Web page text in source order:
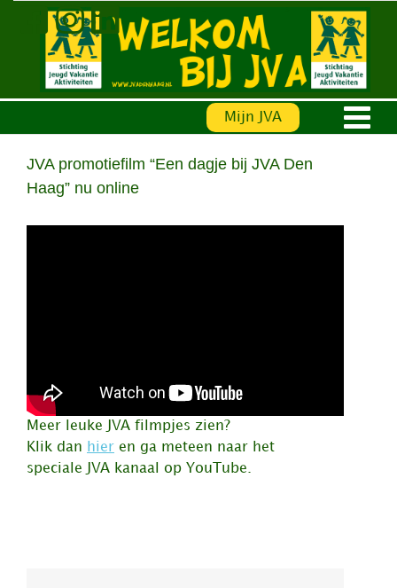
Mijn JVA
JVA promotiefilm “Een dagje bij JVA Den
Haag” nu online
Meer leuke JVA filmpjes zien?
Klik dan hier en ga meteen naar het
speciale JVA kanaal op YouTube.